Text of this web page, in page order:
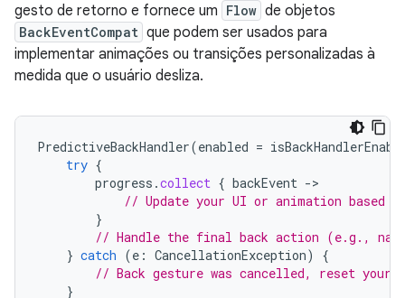
gesto de retorno e fornece um Flow de objetos
BackEventCompat que podem ser usados para
implementar animações ou transições personalizadas à
medida que o usuário desliza.
PredictiveBackHandler(enabled =
try {
progress .collect { backEvent -
// Update your UI or animation based
}
// Handle the final back action (e.g.,
} catch (e : CancellationException)
{
// Back gesture was cancelled, reset your
}